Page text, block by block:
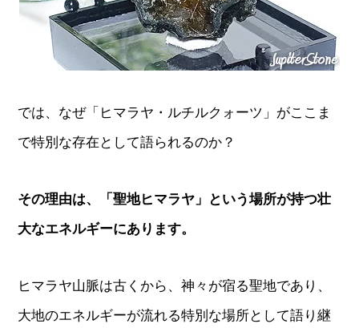
では、なぜ「ヒマラヤ・ルチルクォーツ」がここま
で特別な存在として語られるのか？
その理由は、「聖地ヒマラヤ」という場所が持つ壮
大なエネルギーにあります。
ヒマラヤ山脈は古くから、神々が宿る聖地であり、
大地のエネルギーが流れる特別な場所として語り継